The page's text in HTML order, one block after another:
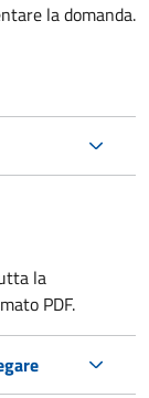
la domanda.
la
PDF.